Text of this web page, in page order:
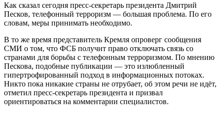
Как сказал сегодня пресс-секретарь президента Дмитрий
Песков, телефонный терроризм — большая проблема. По его
словам, меры принимать необходимо.
В то же время представитель Кремля опроверг сообщения
СМИ о том, что ФСБ получит право отключать связь со
странами для борьбы с телефонным терроризмом. По мнению
Пескова, подобные публикации — это излюбленный
гипертрофированный подход в информационных потоках.
Никто пока никакие страны не отрубает, об этом речи не идёт,
отметил пресс-секретарь президента и призвал
ориентироваться на комментарии специалистов.